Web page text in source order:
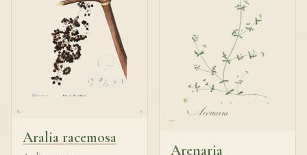
Aralia racemosa
Arenaria